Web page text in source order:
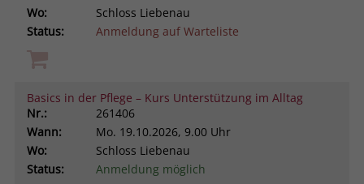
Wo:
Schloss Liebenau
Status:
Anmeldung auf Warteliste
Basics in der Pflege – Kurs Unterstützung im Alltag
Nr.:
261406
Wann:
Mo. 19.10.2026, 9.00 Uhr
Wo:
Schloss Liebenau
Status:
Anmeldung möglich